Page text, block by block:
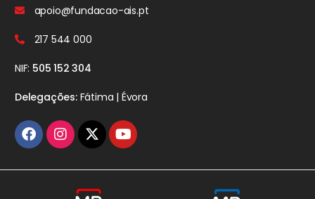
apoio@fundacao-ais.pt
217 544 000
NIF: 505 152 304
Delegações:Fátima | Évora